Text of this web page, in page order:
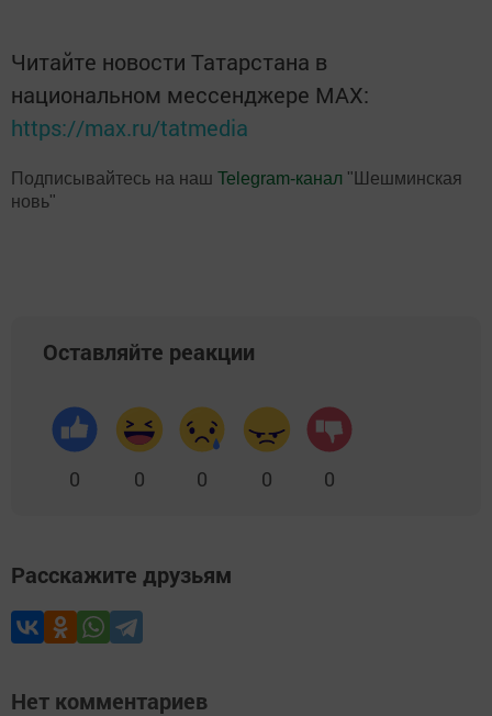
Читайте новости Татарстана в
национальном мессенджере MАХ:
https://max.ru/tatmedia
Подписывайтесь на наш Telegram-канал "Шешминская
новь"
Оставляйте реакции
0 0 0 0 0
Расскажите друзьям
Нет комментариев